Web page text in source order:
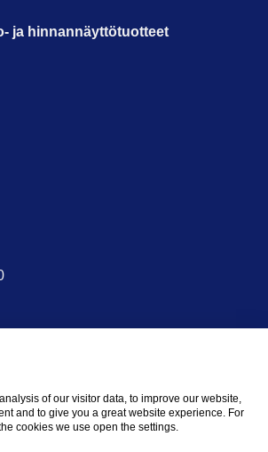
ja hinnannäyttötuotteet
of our visitor data, to improve our website,
and to give you a great website experience. For
cookies we use open the settings.